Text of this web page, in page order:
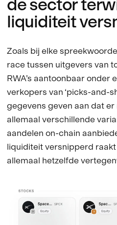
de sector
liquiditeit
Zoals bij elke
race tussen uitgevers van
RWA’s aantoonbaar onder
verkopers van ‘picks-and-
gegevens geven aan dat
allemaal verschillende
aandelen on-chain
liquiditeit versnipperd
allemaal hetzelfde